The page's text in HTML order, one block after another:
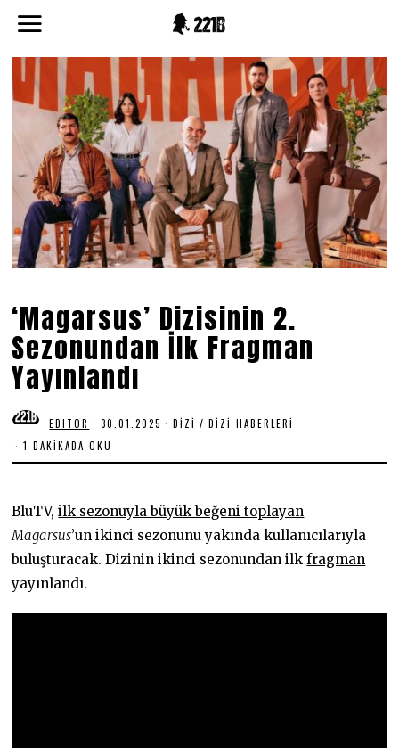
‘Magarsus’ Dizisinin 2.
Sezonundan İlk Fragman
Yayınlandı
EDITOR 30.01.2025 3
0
2
0
2
5
DIZI / DIZI HABERLERI
1 DAKIKADA OKU
BluTV,ilk sezonuyla büyük beğeni toplayan
Magarsus’un ikinci sezonunu yakında kullanıcılarıyla
buluşturacak. Dizinin ikinci sezonundan ilkfragman
yayınlandı.